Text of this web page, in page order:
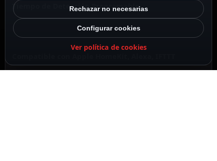
Tiempo de Detección Programable
Rechazar no necesarias
Configurar cookies
Ver política de cookies